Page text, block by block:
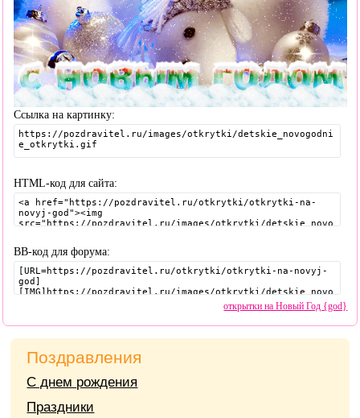
Ссылка на картинку:
HTML-код для сайта:
BB-код для форума:
открытки на Новый Год {god}
Поздравления
С днем рождения
Праздники